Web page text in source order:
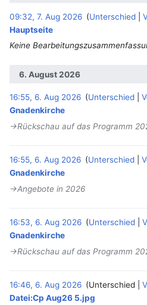
09:32, 7. Aug 2026 Unterschied
Hauptseite
Keine
6. August 2026
16:55, 6. Aug 2026 Unterschied
Gnadenkirche
→‎Rückschau auf das Programm
16:55, 6. Aug 2026 Unterschied
Gnadenkirche
→‎Angebote in 2026
16:53, 6. Aug 2026 Unterschied
Gnadenkirche
→‎Rückschau auf das Programm
16:46, 6. Aug 2026 Unterschied
Datei:Cp Aug26 5.jpg